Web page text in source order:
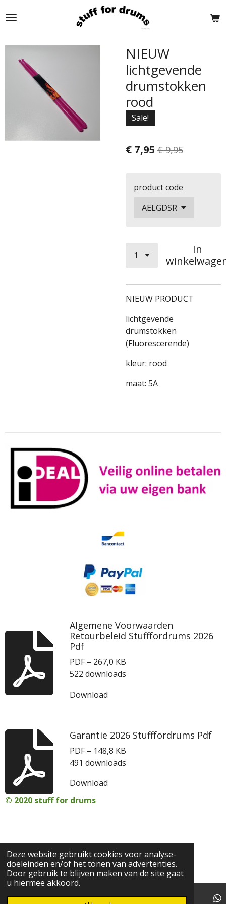
Deze website gebruikt cookies voor analyse-
doeleinden en/of het tonen van advertenties.
Door gebruik te blijven maken van de site gaat
u hiermee akkoord.
direct
de
hoofdinhoud
NIEUW
lichtgevende
drumstokken
rood
Sale!
€ 7,95 € 9,95
product code
In
NIEUW PRODUCT
lichtgevende
drumstokken
(Fluorescerende)
kleur: rood
maat: 5A
Algemene Voorwaarden
Retourbeleid Stufffordrums 2026
Pdf
PDF – 267,0 KB
522 downloads
Download
Garantie 2026 Stufffordrums Pdf
PDF – 148,8 KB
491 downloads
Download
© 2020 stuff for drums